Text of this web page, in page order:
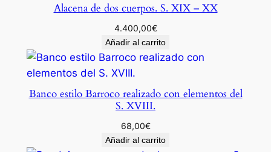
e
o
c
Alacena de dos cuerpos. S. XIX – XX
4.400,00€
Añadir al carrito
Banco estilo Barroco realizado con elementos del
S. XVIII.
68,00€
Añadir al carrito